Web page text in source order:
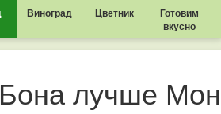
Виноград Цветник
Готовим
вкусно
лучше